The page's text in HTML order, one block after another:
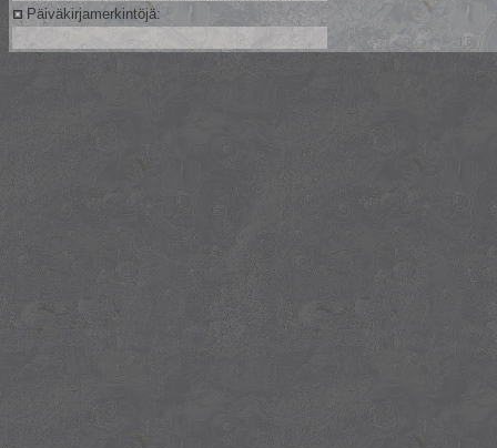
Päiväkirjamerkintöjä: